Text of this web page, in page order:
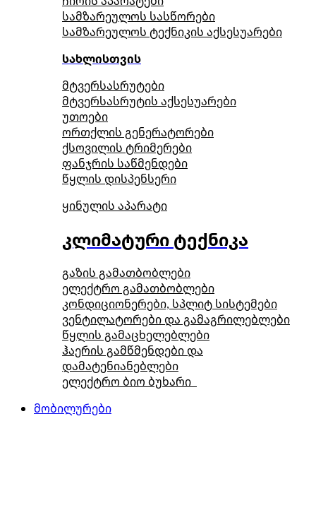
სამზარეულოს სასწორები
სამზარეულოს ტექნიკის აქსესუარები
სახლისთვის
მტვერსასრუტები
მტვერსასრუტის აქსესუარები
უთოები
ორთქლის გენერატორები
ქსოვილის ტრიმერები
ფანჯრის საწმენდები
წყლის დისპენსერი
ყინულის აპარატი
კლიმატური ტექნიკა
გაზის გამათბობლები
ელექტრო გამათბობლები
კონდიციონერები, სპლიტ სისტემები
ვენტილატორები და გამაგრილებლები
წყლის გამაცხელებლები
ჰაერის გამწმენდები და
დამატენიანებლები
ელექტრო ბიო ბუხარი
მობილურები